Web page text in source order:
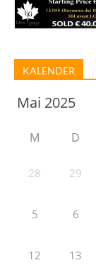
KALENDER
M D
28 29
5 6
12 13